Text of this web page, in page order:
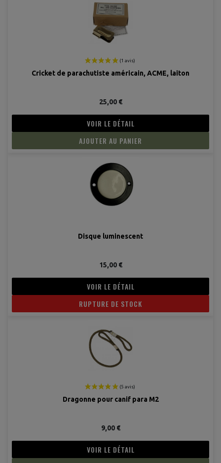
Cricket de parachutiste américain, ACME, laiton
25,00 €
VOIR LE DÉTAIL
AJOUTER AU PANIER
Disque luminescent
15,00 €
VOIR LE DÉTAIL
RUPTURE DE STOCK
Dragonne pour canif para M2
9,00 €
VOIR LE DÉTAIL